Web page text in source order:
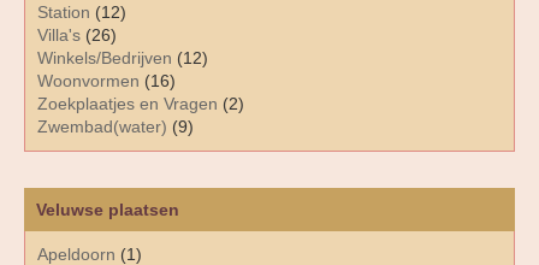
Station (12)
Villa's (26)
Winkels/Bedrijven (12)
Woonvormen (16)
Zoekplaatjes en Vragen (2)
Zwembad(water) (9)
Veluwse plaatsen
Apeldoorn (1)